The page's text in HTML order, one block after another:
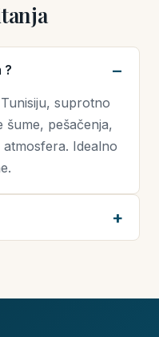
?
suprotno
šume, pešačenja,
Idealno